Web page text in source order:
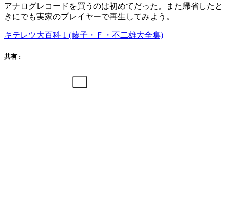
アナログレコードを買うのは初めてだった。また帰省したと
きにでも実家のプレイヤーで再生してみよう。
キテレツ大百科 1 (藤子・Ｆ・不二雄大全集)
共有 :